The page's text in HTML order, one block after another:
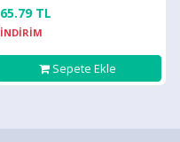
65.79 TL
İNDİRİM
Sepete Ekle